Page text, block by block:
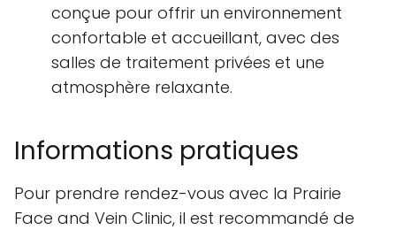
conçue pour offrir un environnement
confortable et accueillant, avec des
salles de traitement privées et une
atmosphère relaxante.
Informations pratiques
Pour prendre rendez-vous avec la Prairie
Face and Vein Clinic, il est recommandé de